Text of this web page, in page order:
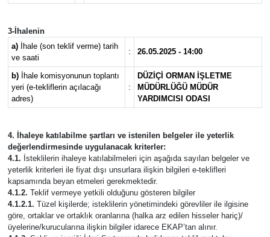
3-İhalenin
a)İhale (son teklif verme) tarih
ve saati
: 26.05.2025 - 14:00
b)İhale komisyonunun toplantı
yeri (e-tekliflerin açılacağı
adres)
:
DÜZİÇİ ORMAN İŞLETME
MÜDÜRLÜĞÜ MÜDÜR
YARDIMCISI ODASI
4. İhaleye katılabilme şartları ve istenilen belgeler ile yeterlik
değerlendirmesinde uygulanacak kriterler:
4.1. İsteklilerin ihaleye katılabilmeleri için aşağıda sayılan belgeler ve
yeterlik kriterleri ile fiyat dışı unsurlara ilişkin bilgileri e-teklifleri
kapsamında beyan etmeleri gerekmektedir.
4.1.2. Teklif vermeye yetkili olduğunu gösteren bilgiler
4.1.2.1. Tüzel kişilerde; isteklilerin yönetimindeki görevliler ile ilgisine
göre, ortaklar ve ortaklık oranlarına (halka arz edilen hisseler hariç)/
üyelerine/kurucularına ilişkin bilgiler idarece EKAP’tan alınır.